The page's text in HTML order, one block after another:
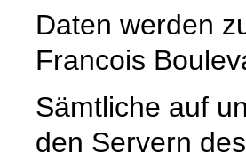
Daten werden
Francois
Sämtliche auf
den Servern